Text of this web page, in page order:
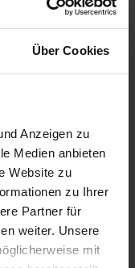
Über Cookies
Anzeigen zu
Medien anbieten
Website zu
zu Ihrer
Partner für
weiter. Unsere
mit
zur Kenntnis